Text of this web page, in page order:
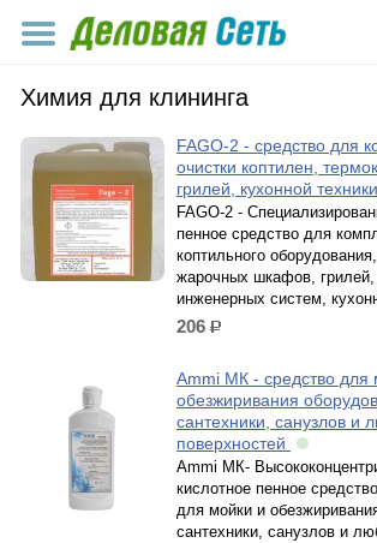
Химия для клининга
FAGO-2 - средство для
очистки коптилен,
грилей, кухонной техники
FAGO-2 -
пенное средство для
коптильного
жарочных шкафов,
инженерных систем,
206 р.
Ammi МК - средство для
обезжиривания
сантехники, санузлов и
поверхностей
Ammi МК-
кислотное пенное
для мойки и
сантехники, санузлов и